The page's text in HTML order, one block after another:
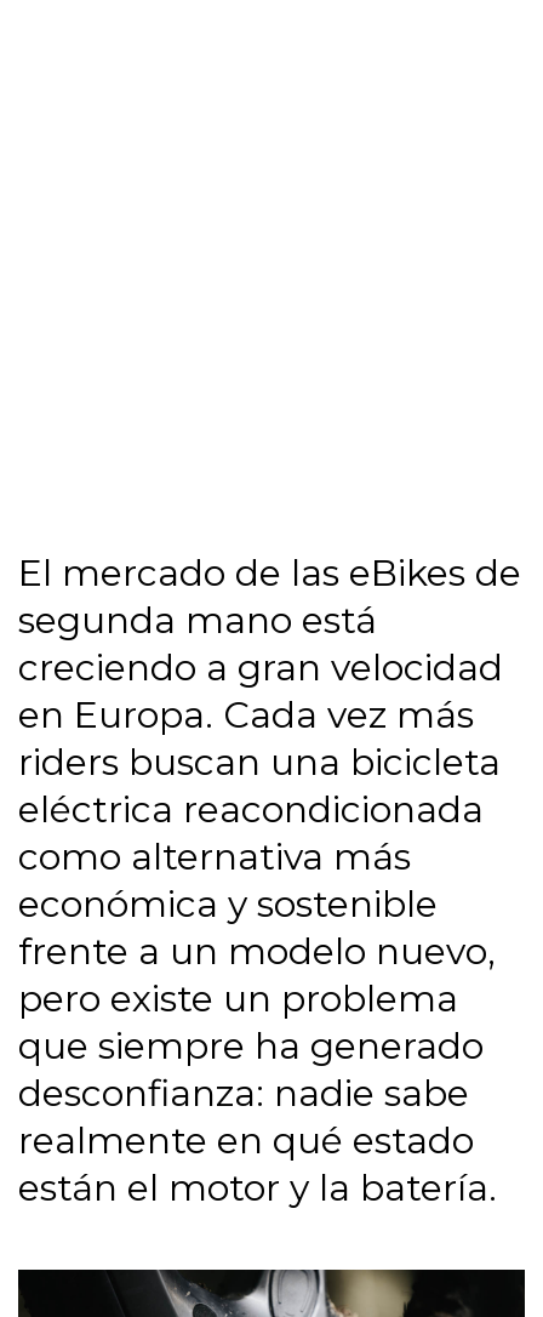
El mercado de las eBikes de
segunda mano está
creciendo a gran velocidad
en Europa. Cada vez más
riders buscan una bicicleta
eléctrica reacondicionada
como alternativa más
económica y sostenible
frente a un modelo nuevo,
pero existe un problema
que siempre ha generado
desconfianza: nadie sabe
realmente en qué estado
están el motor y la batería.